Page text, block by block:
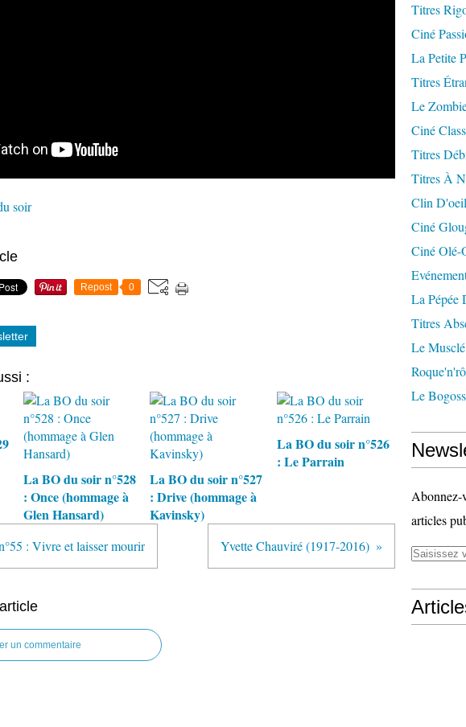
soir
Repost 0
:
La BO du soir n°528
: Once (hommage à
Glen Hansard)
La BO du soir n°527
: Drive (hommage à
Kavinsky)
La BO du soir n°526
: Le Parrain
: Vivre et laisser mourir Yvette Chauviré (1917-2016)
un commentaire
Titres
Ciné
La Petite
Titres
Le
Ciné
Titres
Titres À
Clin D'oeil
Ciné
Ciné Olé-
La Pépée
Titres
Le
Le
Abonnez-
articles